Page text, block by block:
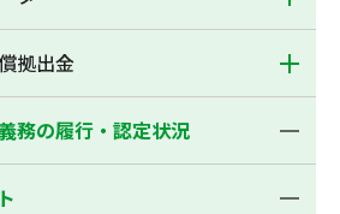
拠出金
務の履行・認定状況